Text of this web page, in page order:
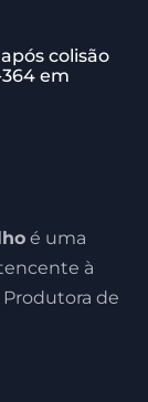
colisão
em
é uma
à
de